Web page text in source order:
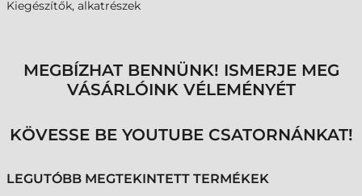
Kiegészítők, alkatrészek
MEGBÍZHAT BENNÜNK! ISMERJE MEG
VÁSÁRLÓINK VÉLEMÉNYÉT
KÖVESSE BE YOUTUBE CSATORNÁNKAT!
LEGUTÓBB MEGTEKINTETT TERMÉKEK